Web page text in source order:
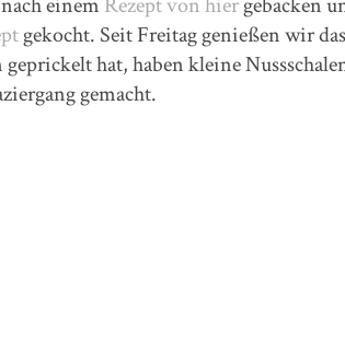
gekocht. Seit Freitag genießen wir
hat, haben kleine
gemacht.